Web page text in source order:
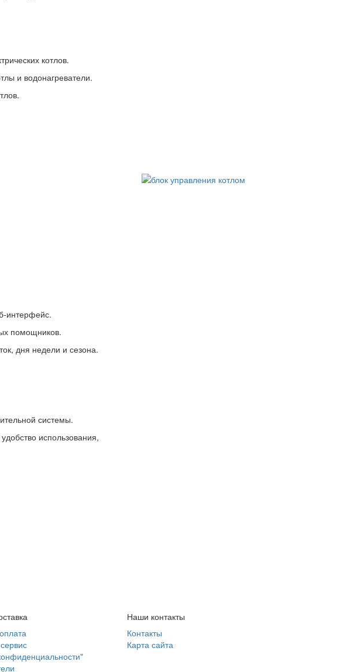
котлов.
и водонагреватели.
интерфейс.
помощников.
дня недели и сезона.
системы.
использования,
Наши контакты
Контакты
Карта сайта